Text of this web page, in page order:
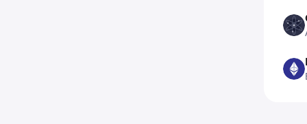
ATOM
ETH